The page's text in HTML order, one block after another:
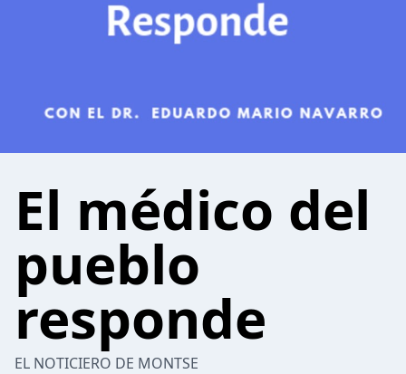
El médico del
pueblo
responde
EL NOTICIERO DE MONTSE